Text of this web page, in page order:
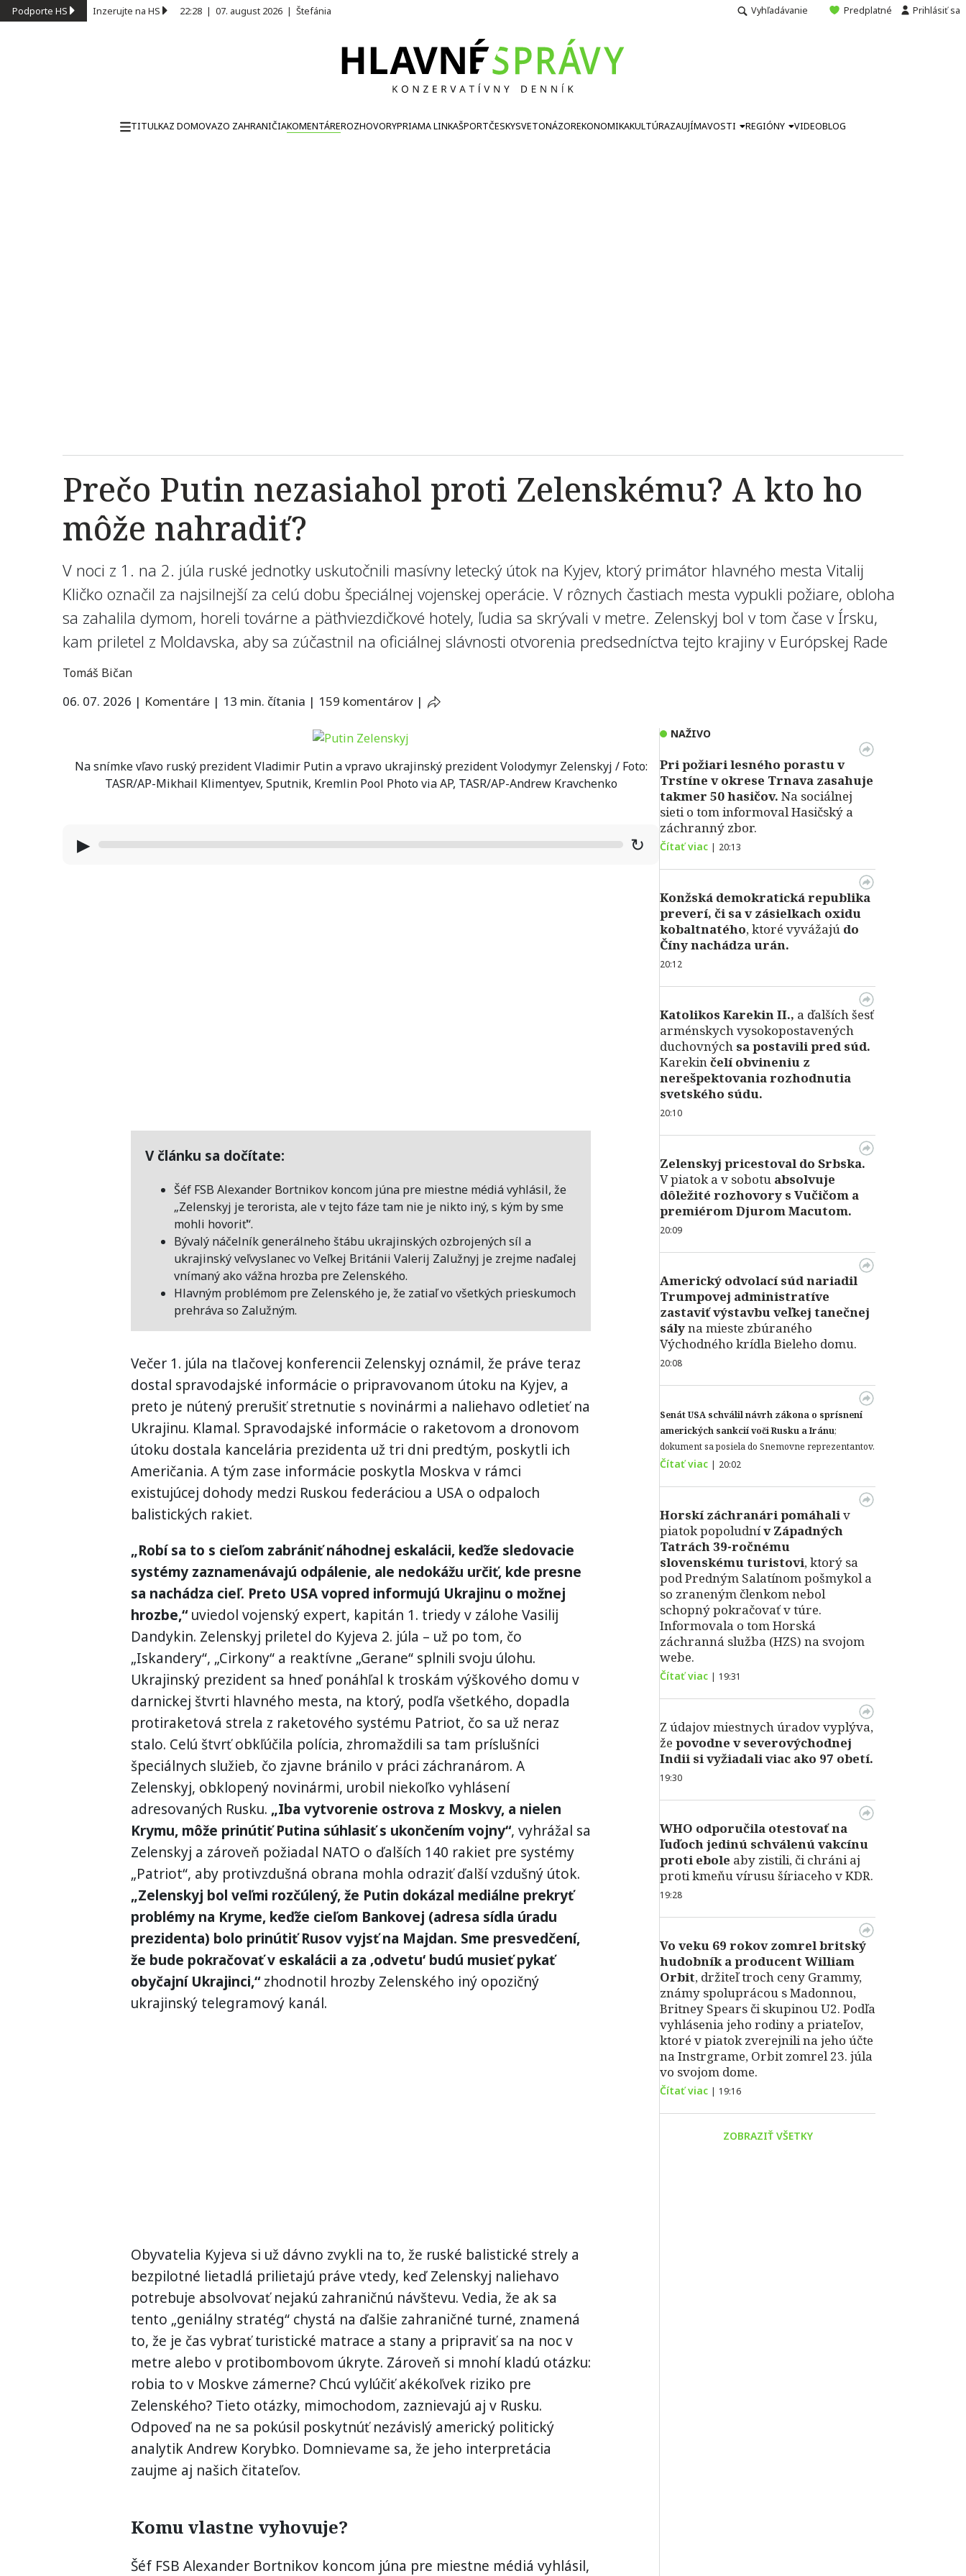
Podporte HS Inzerujte na HS 22:28 | 07. august 2026 | Štefánia Vyhľadávanie Predplatné Prihlásiť sa
TITULKAZ DOMOVAZO ZAHRANIČIAKOMENTÁREROZHOVORYPRIAMA LINKAŠPORTČESKYSVETONÁZOREKONOMIKAKULTÚRAZAUJÍMAVOSTI REGIÓNY VIDEOBLOG
Prečo Putin nezasiahol proti Zelenskému? A kto ho
môže nahradiť?
V noci z 1. na 2. júla ruské jednotky uskutočnili masívny letecký útok na Kyjev, ktorý primátor hlavného mesta Vitalij
Kličko označil za najsilnejší za celú dobu špeciálnej vojenskej operácie. V rôznych častiach mesta vypukli požiare, obloha
sa zahalila dymom, horeli továrne a päťhviezdičkové hotely, ľudia sa skrývali v metre. Zelenskyj bol v tom čase v Írsku,
kam priletel z Moldavska, aby sa zúčastnil na oficiálnej slávnosti otvorenia predsedníctva tejto krajiny v Európskej Rade
Tomáš Bičan
06. 07. 2026 | Komentáre | 13 min. čítania | 159 komentárov |
Na snímke vľavo ruský prezident Vladimir Putin a vpravo ukrajinský prezident Volodymyr Zelenskyj / Foto:
TASR/AP-Mikhail Klimentyev, Sputnik, Kremlin Pool Photo via AP, TASR/AP-Andrew Kravchenko
▶ ↻
V článku sa dočítate:
Šéf FSB Alexander Bortnikov koncom júna pre miestne médiá vyhlásil, že
„Zelenskyj je terorista, ale v tejto fáze tam nie je nikto iný, s kým by sme
mohli hovoriť“.
Bývalý náčelník generálneho štábu ukrajinských ozbrojených síl a
ukrajinský veľvyslanec vo Veľkej Británii Valerij Zalužnyj je zrejme naďalej
vnímaný ako vážna hrozba pre Zelenského.
Hlavným problémom pre Zelenského je, že zatiaľ vo všetkých prieskumoch
prehráva so Zalužným.
Večer 1. júla na tlačovej konferencii Zelenskyj oznámil, že práve teraz
dostal spravodajské informácie o pripravovanom útoku na Kyjev, a
preto je nútený prerušiť stretnutie s novinármi a naliehavo odletieť na
Ukrajinu. Klamal. Spravodajské informácie o raketovom a dronovom
útoku dostala kancelária prezidenta už tri dni predtým, poskytli ich
Američania. A tým zase informácie poskytla Moskva v rámci
existujúcej dohody medzi Ruskou federáciou a USA o odpaloch
balistických rakiet.
„Robí sa to s cieľom zabrániť náhodnej eskalácii, keďže sledovacie
systémy zaznamenávajú odpálenie, ale nedokážu určiť, kde presne
sa nachádza cieľ. Preto USA vopred informujú Ukrajinu o možnej
hrozbe,“uviedol vojenský expert, kapitán 1. triedy v zálohe Vasilij
Dandykin. Zelenskyj priletel do Kyjeva 2. júla – už po tom, čo
„Iskandery“, „Cirkony“ a reaktívne „Gerane“ splnili svoju úlohu.
Ukrajinský prezident sa hneď ponáhľal k troskám výškového domu v
darnickej štvrti hlavného mesta, na ktorý, podľa všetkého, dopadla
protiraketová strela z raketového systému Patriot, čo sa už neraz
stalo. Celú štvrť obkľúčila polícia, zhromaždili sa tam príslušníci
špeciálnych služieb, čo zjavne bránilo v práci záchranárom. A
Zelenskyj, obklopený novinármi, urobil niekoľko vyhlásení
adresovaných Rusku. „Iba vytvorenie ostrova z Moskvy, a nielen
Krymu, môže prinútiť Putina súhlasiť s ukončením vojny“, vyhrážal sa
Zelenskyj a zároveň požiadal NATO o ďalších 140 rakiet pre systémy
„Patriot“, aby protivzdušná obrana mohla odraziť ďalší vzdušný útok.
„Zelenskyj bol veľmi rozčúlený, že Putin dokázal mediálne prekryť
problémy na Kryme, keďže cieľom Bankovej (adresa sídla úradu
prezidenta) bolo prinútiť Rusov vyjsť na Majdan. Sme presvedčení,
že bude pokračovať v eskalácii a za ‚odvetu‘ budú musieť pykať
obyčajní Ukrajinci,“zhodnotil hrozby Zelenského iný opozičný
ukrajinský telegramový kanál.
Obyvatelia Kyjeva si už dávno zvykli na to, že ruské balistické strely a
bezpilotné lietadlá prilietajú práve vtedy, keď Zelenskyj naliehavo
potrebuje absolvovať nejakú zahraničnú návštevu. Vedia, že ak sa
tento „geniálny stratég“ chystá na ďalšie zahraničné turné, znamená
to, že je čas vybrať turistické matrace a stany a pripraviť sa na noc v
metre alebo v protibombovom úkryte. Zároveň si mnohí kladú otázku:
robia to v Moskve zámerne? Chcú vylúčiť akékoľvek riziko pre
Zelenského? Tieto otázky, mimochodom, zaznievajú aj v Rusku.
Odpoveď na ne sa pokúsil poskytnúť nezávislý americký politický
analytik Andrew Korybko. Domnievame sa, že jeho interpretácia
zaujme aj našich čitateľov.
Komu vlastne vyhovuje?
Šéf FSB Alexander Bortnikov koncom júna pre miestne médiá vyhlásil,
NAŽIVO
Pri požiari lesného porastu v
Trstíne v okrese Trnava zasahuje
takmer 50 hasičov. Na sociálnej
sieti o tom informoval Hasičský a
záchranný zbor.
Čítať viac | 20:13
Konžská demokratická republika
preverí, či sa v zásielkach oxidu
kobaltnatého, ktoré vyvážajú do
Číny nachádza urán.
20:12
Katolikos Karekin II., a ďalších šesť
arménskych vysokopostavených
duchovných sa postavili pred súd.
Karekinčelí obvineniu z
nerešpektovania rozhodnutia
svetského súdu.
20:10
Zelenskyj pricestoval do Srbska.
V piatok a v sobotu absolvuje
dôležité rozhovory s Vučičom a
premiérom Djurom Macutom.
20:09
Americký odvolací súd nariadil
Trumpovej administratíve
zastaviť výstavbu veľkej tanečnej
sályna mieste zbúraného
Východného krídla Bieleho domu.
20:08
Senát USA schválil návrh zákona o sprísnení
amerických sankcií voči Rusku a Iránu;
dokument sa posiela do Snemovne reprezentantov.
Čítať viac | 20:02
Horskí záchranári pomáhaliv
piatok popoludnív Západných
Tatrách 39-ročnému
slovenskému turistovi, ktorý sa
pod Predným Salatínom pošmykol a
so zraneným členkom nebol
schopný pokračovať v túre.
Informovala o tom Horská
záchranná služba (HZS) na svojom
webe.
Čítať viac | 19:31
Z údajov miestnych úradov vyplýva,
že povodne v severovýchodnej
Indii si vyžiadali viac ako 97 obetí.
19:30
WHO odporučila otestovať na
ľuďoch jedinú schválenú vakcínu
proti ebole aby zistili, či chráni aj
proti kmeňu vírusu šíriaceho v KDR.
19:28
Vo veku 69 rokov zomrel britský
hudobník a producent William
Orbit, držiteľ troch ceny Grammy,
známy spoluprácou s Madonnou,
Britney Spears či skupinou U2. Podľa
vyhlásenia jeho rodiny a priateľov,
ktoré v piatok zverejnili na jeho účte
na Instrgrame, Orbit zomrel 23. júla
vo svojom dome.
Čítať viac | 19:16
ZOBRAZIŤ VŠETKY